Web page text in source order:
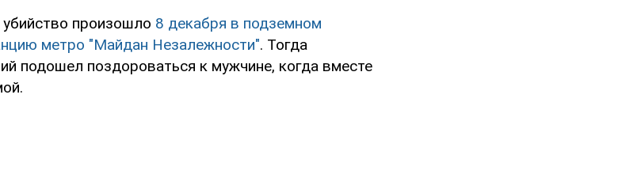
убийство произошло 8 декабря в подземном
метро "Майдан Незалежности". Тогда
подошел поздороваться к мужчине, когда вместе